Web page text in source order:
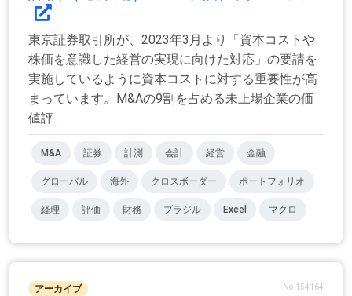
東京証券取引所が、2023年3月より「資本コストや
株価を意識した経営の実現に向けた対応」の要請を
実施しているように資本コストに対する重要性が高
まっています。M&Aの9割を占める未上場企業の価
値評...
M&A 証券 計測 会計 経営 金融
グローバル 海外 クロスボーダー ポートフォリオ
経理 評価 財務 ブラジル Excel マクロ
アーカイブ No.154164